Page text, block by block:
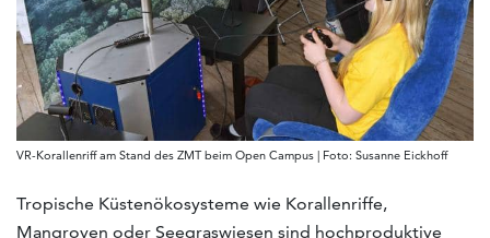
VR-Korallenriff am Stand des ZMT beim Open Campus | Foto: Susanne Eickhoff
Tropische Küstenökosysteme wie Korallenriffe,
Mangroven oder Seegraswiesen sind hochproduktive